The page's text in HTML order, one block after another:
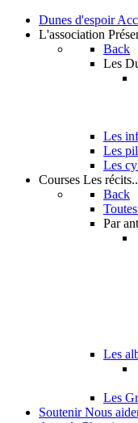
Dunes d'espoir
L'association
Back
Les
Les
Les
Les
Courses Les
Back
Par
Les
Les
Soutenir Nous